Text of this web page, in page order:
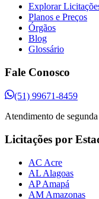
Explorar
Planos e Preços
Órgãos
Blog
Glossário
Fale Conosco
(51) 99671-8459
Atendimento de
Licitações por
AC Acre
AL Alagoas
AP Amapá
AM Amazonas